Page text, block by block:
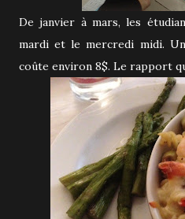
De janvier à mars, les
mardi et le mercredi midi.
coûte environ 8$. Le rapport